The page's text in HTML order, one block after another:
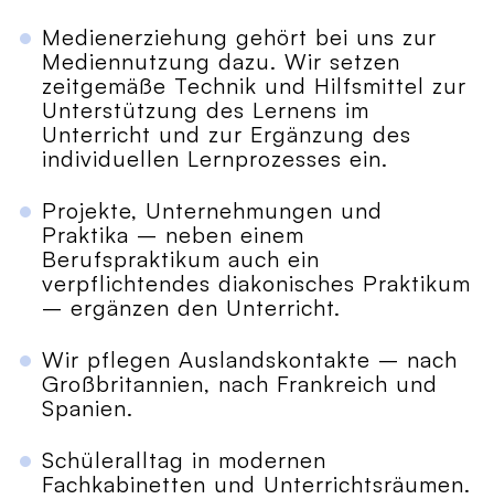
Medienerziehung gehört bei uns zur
Mediennutzung dazu. Wir setzen
zeitgemäße Technik und Hilfsmittel zur
Unterstützung des Lernens im
Unterricht und zur Ergänzung des
individuellen Lernprozesses ein.
Projekte, Unternehmungen und
Praktika – neben einem
Berufspraktikum auch ein
verpflichtendes diakonisches Praktikum
– ergänzen den Unterricht.
Wir pflegen Auslandskontakte – nach
Großbritannien, nach Frankreich und
Spanien.
Schüleralltag in modernen
Fachkabinetten und Unterrichtsräumen.